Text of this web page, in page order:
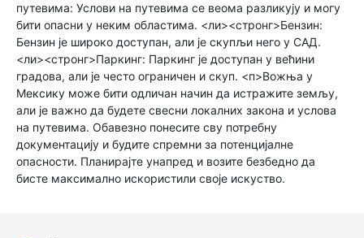
путевима: Услови на путевима се веома разликују и могу
бити опасни у неким областима. <ли><стронг>Бензин:
Бензин је широко доступан, али је скупљи него у САД.
<ли><стронг>Паркинг: Паркинг је доступан у већини
градова, али је често ограничен и скуп. <п>Вожња у
Мексику може бити одличан начин да истражите земљу,
али је важно да будете свесни локалних закона и услова
на путевима. Обавезно понесите сву потребну
документацију и будите спремни за потенцијалне
опасности. Планирајте унапред и возите безбедно да
бисте максимално искористили своје искуство.